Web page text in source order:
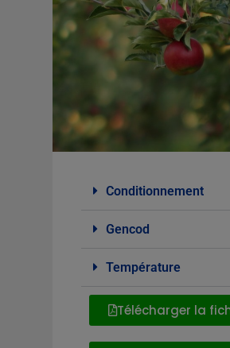
Conditionnement
Gencod
Température
Télécharger la